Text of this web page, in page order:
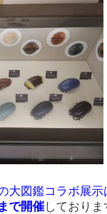
大図鑑コラボ展示
で開催しており